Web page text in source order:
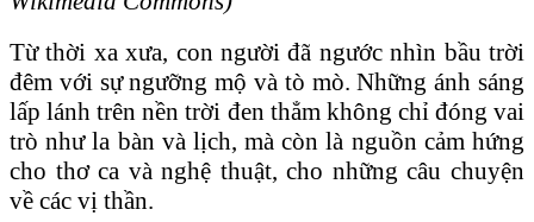
Từ thời xa xưa, con người đã ngước nhìn bầu trời
đêm với sự ngưỡng mộ và tò mò. Những ánh sáng
lấp lánh trên nền trời đen thẳm không chỉ đóng vai
trò như la bàn và lịch, mà còn là nguồn cảm hứng
cho thơ ca và nghệ thuật, cho những câu chuyện
về các vị thần.